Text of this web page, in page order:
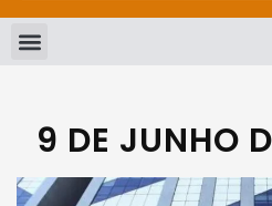
9 DE JUNHO